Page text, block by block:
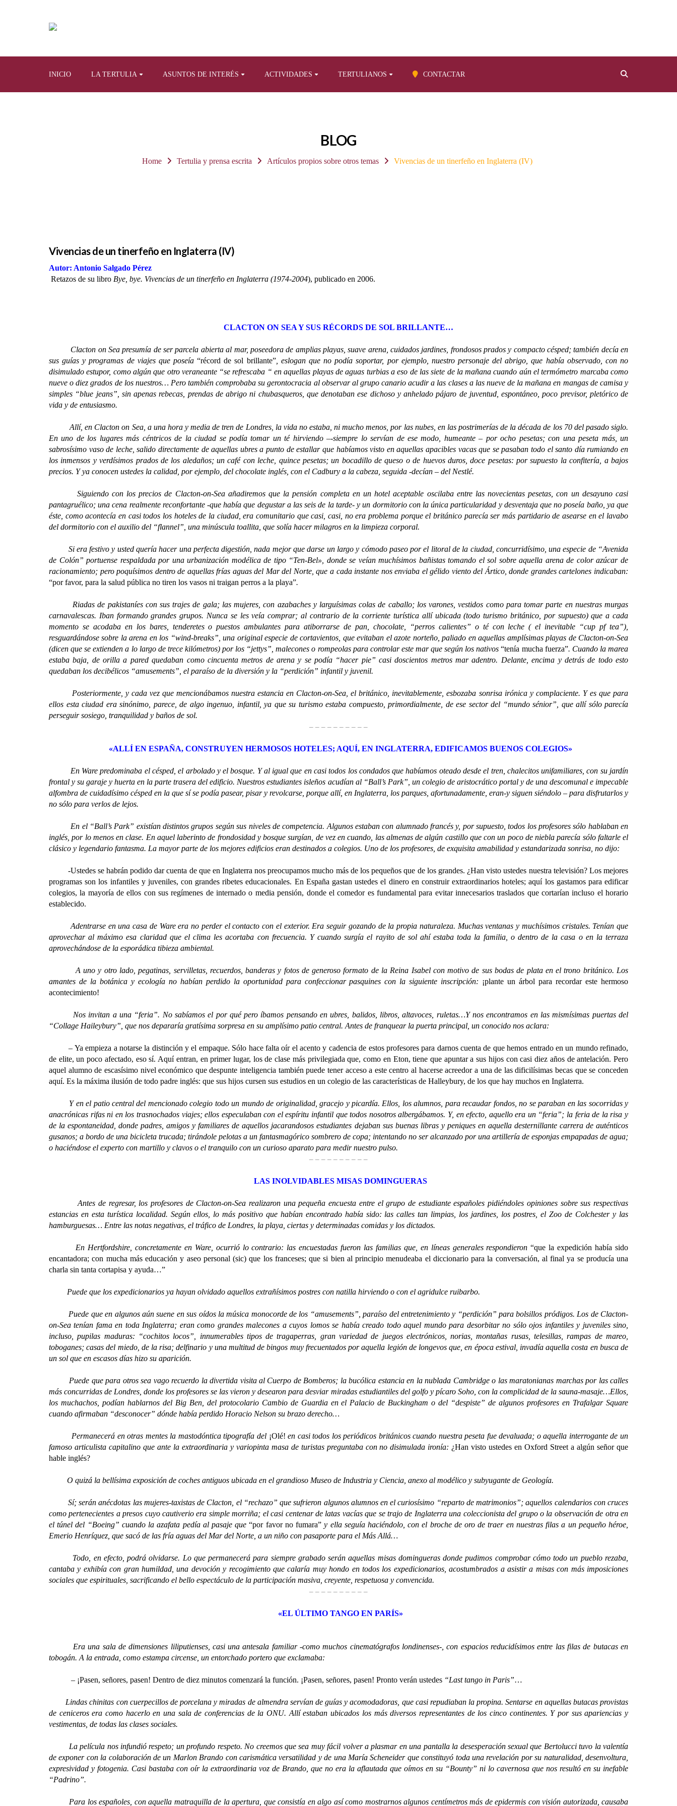
INICIO LA TERTULIA ASUNTOS DE INTERÉS ACTIVIDADES TERTULIANOS CONTACTAR
BLOG
Home Tertulia y prensa escrita Artículos propios sobre otros temas Vivencias de un tinerfeño en Inglaterra (IV)
Vivencias de un tinerfeño en Inglaterra (IV)
Autor: Antonio Salgado Pérez
Retazos de su libro Bye, bye. Vivencias de un tinerfeño en Inglaterra (1974-2004), publicado en 2006.
CLACTON ON SEA Y SUS RÉCORDS DE SOL BRILLANTE…
Clacton on Sea presumía de ser parcela abierta al mar, poseedora de amplias playas, suave arena, cuidados jardines, frondosos prados y compacto césped; también decía en
sus guías y programas de viajes que poseía“récord de sol brillante”, eslogan que no podía soportar, por ejemplo, nuestro personaje del abrigo, que había observado, con no
disimulado estupor, como algún que otro veraneante “se refrescaba “ en aquellas playas de aguas turbias a eso de las siete de la mañana cuando aún el termómetro marcaba como
nueve o diez grados de los nuestros… Pero también comprobaba su gerontocracia al observar al grupo canario acudir a las clases a las nueve de la mañana en mangas de camisa y
simples “blue jeans”, sin apenas rebecas, prendas de abrigo ni chubasqueros, que denotaban ese dichoso y anhelado pájaro de juventud, espontáneo, poco previsor, pletórico de
vida y de entusiasmo.
Allí, en Clacton on Sea, a una hora y media de tren de Londres, la vida no estaba, ni mucho menos, por las nubes, en las postrimerías de la década de los 70 del pasado siglo.
En uno de los lugares más céntricos de la ciudad se podía tomar un té hirviendo –-siempre lo servían de ese modo, humeante – por ocho pesetas; con una peseta más, un
sabrosísimo vaso de leche, salido directamente de aquellas ubres a punto de estallar que habíamos visto en aquellas apacibles vacas que se pasaban todo el santo día rumiando en
los inmensos y verdísimos prados de los aledaños; un café con leche, quince pesetas; un bocadillo de queso o de huevos duros, doce pesetas: por supuesto la confitería, a bajos
precios. Y ya conocen ustedes la calidad, por ejemplo, del chocolate inglés, con el Cadbury a la cabeza, seguida -decían – del Nestlé.
Siguiendo con los precios de Clacton-on-Sea añadiremos que la pensión completa en un hotel aceptable oscilaba entre las novecientas pesetas, con un desayuno casi
pantagruélico; una cena realmente reconfortante -que había que degustar a las seis de la tarde- y un dormitorio con la única particularidad y desventaja que no poseía baño, ya que
éste, como acontecía en casi todos los hoteles de la ciudad, era comunitario que casi, casi, no era problema porque el británico parecía ser más partidario de asearse en el lavabo
del dormitorio con el auxilio del “flannel”, una minúscula toallita, que solía hacer milagros en la limpieza corporal.
Si era festivo y usted quería hacer una perfecta digestión, nada mejor que darse un largo y cómodo paseo por el litoral de la ciudad, concurridísimo, una especie de “Avenida
de Colón” portuense respaldada por una urbanización modélica de tipo “Ten-Bel», donde se veían muchísimos bañistas tomando el sol sobre aquella arena de color azúcar de
racionamiento; pero poquísimos dentro de aquellas frías aguas del Mar del Norte, que a cada instante nos enviaba el gélido viento del Ártico, donde grandes cartelones indicaban:
“por favor, para la salud pública no tiren los vasos ni traigan perros a la playa”.
Riadas de pakistaníes con sus trajes de gala; las mujeres, con azabaches y larguísimas colas de caballo; los varones, vestidos como para tomar parte en nuestras murgas
carnavalescas. Iban formando grandes grupos. Nunca se les veía comprar; al contrario de la corriente turística allí ubicada (todo turismo británico, por supuesto) que a cada
momento se acodaba en los bares, tenderetes o puestos ambulantes para atiborrarse de pan, chocolate, “perros calientes” o té con leche ( el inevitable “cup pf tea”),
resguardándose sobre la arena en los “wind-breaks”, una original especie de cortavientos, que evitaban el azote norteño, paliado en aquellas amplísimas playas de Clacton-on-Sea
(dicen que se extienden a lo largo de trece kilómetros) por los “jettys”, malecones o rompeolas para controlar este mar que según los nativos“tenía mucha fuerza”. Cuando la marea
estaba baja, de orilla a pared quedaban como cincuenta metros de arena y se podía “hacer pie” casi doscientos metros mar adentro. Delante, encima y detrás de todo esto
quedaban los decibélicos “amusements”, el paraíso de la diversión y la “perdición” infantil y juvenil.
Posteriormente, y cada vez que mencionábamos nuestra estancia en Clacton-on-Sea, el británico, inevitablemente, esbozaba sonrisa irónica y complaciente. Y es que para
ellos esta ciudad era sinónimo, parece, de algo ingenuo, infantil, ya que su turismo estaba compuesto, primordialmente, de ese sector del “mundo sénior”, que allí sólo parecía
perseguir sosiego, tranquilidad y baños de sol.
– – – – – – – – – –
«ALLÍ EN ESPAÑA, CONSTRUYEN HERMOSOS HOTELES; AQUÍ, EN INGLATERRA, EDIFICAMOS BUENOS COLEGIOS»
En Ware predominaba el césped, el arbolado y el bosque. Y al igual que en casi todos los condados que habíamos oteado desde el tren, chalecitos unifamiliares, con su jardín
frontal y su garaje y huerta en la parte trasera del edificio. Nuestros estudiantes isleños acudían al “Ball’s Park”, un colegio de aristocrático portal y de una descomunal e impecable
alfombra de cuidadísimo césped en la que sí se podía pasear, pisar y revolcarse, porque allí, en Inglaterra, los parques, afortunadamente, eran-y siguen siéndolo – para disfrutarlos y
no sólo para verlos de lejos.
En el “Ball’s Park” existían distintos grupos según sus niveles de competencia. Algunos estaban con alumnado francés y, por supuesto, todos los profesores sólo hablaban en
inglés, por lo menos en clase. En aquel laberinto de frondosidad y bosque surgían, de vez en cuando, las almenas de algún castillo que con un poco de niebla parecía sólo faltarle el
clásico y legendario fantasma. La mayor parte de los mejores edificios eran destinados a colegios. Uno de los profesores, de exquisita amabilidad y estandarizada sonrisa, no dijo:
-Ustedes se habrán podido dar cuenta de que en Inglaterra nos preocupamos mucho más de los pequeños que de los grandes. ¿Han visto ustedes nuestra televisión? Los mejores
programas son los infantiles y juveniles, con grandes ribetes educacionales. En España gastan ustedes el dinero en construir extraordinarios hoteles; aquí los gastamos para edificar
colegios, la mayoría de ellos con sus regímenes de internado o media pensión, donde el comedor es fundamental para evitar innecesarios traslados que cortarían incluso el horario
establecido.
Adentrarse en una casa de Ware era no perder el contacto con el exterior. Era seguir gozando de la propia naturaleza. Muchas ventanas y muchísimos cristales. Tenían que
aprovechar al máximo esa claridad que el clima les acortaba con frecuencia. Y cuando surgía el rayito de sol ahí estaba toda la familia, o dentro de la casa o en la terraza
aprovechándose de la esporádica tibieza ambiental.
A uno y otro lado, pegatinas, servilletas, recuerdos, banderas y fotos de generoso formato de la Reina Isabel con motivo de sus bodas de plata en el trono británico. Los
amantes de la botánica y ecología no habían perdido la oportunidad para confeccionar pasquines con la siguiente inscripción: ¡plante un árbol para recordar este hermoso
acontecimiento!
Nos invitan a una “feria”. No sabíamos el por qué pero íbamos pensando en ubres, balidos, libros, altavoces, ruletas…Y nos encontramos en las mismísimas puertas del
“Collage Haileybury”, que nos depararía gratísima sorpresa en su amplísimo patio central. Antes de franquear la puerta principal, un conocido nos aclara:
– Ya empieza a notarse la distinción y el empaque. Sólo hace falta oír el acento y cadencia de estos profesores para darnos cuenta de que hemos entrado en un mundo refinado,
de elite, un poco afectado, eso sí. Aquí entran, en primer lugar, los de clase más privilegiada que, como en Eton, tiene que apuntar a sus hijos con casi diez años de antelación. Pero
aquel alumno de escasísimo nivel económico que despunte inteligencia también puede tener acceso a este centro al hacerse acreedor a una de las dificilísimas becas que se conceden
aquí. Es la máxima ilusión de todo padre inglés: que sus hijos cursen sus estudios en un colegio de las características de Halleybury, de los que hay muchos en Inglaterra.
Y en el patio central del mencionado colegio todo un mundo de originalidad, gracejo y picardía. Ellos, los alumnos, para recaudar fondos, no se paraban en las socorridas y
anacrónicas rifas ni en los trasnochados viajes; ellos especulaban con el espíritu infantil que todos nosotros albergábamos. Y, en efecto, aquello era un “feria”; la feria de la risa y
de la espontaneidad, donde padres, amigos y familiares de aquellos jacarandosos estudiantes dejaban sus buenas libras y peniques en aquella desternillante carrera de auténticos
gusanos; a bordo de una bicicleta trucada; tirándole pelotas a un fantasmagórico sombrero de copa; intentando no ser alcanzado por una artillería de esponjas empapadas de agua;
o haciéndose el experto con martillo y clavos o el tranquilo con un curioso aparato para medir nuestro pulso.
– – – – – – – – – –
LAS INOLVIDABLES MISAS DOMINGUERAS
Antes de regresar, los profesores de Clacton-on-Sea realizaron una pequeña encuesta entre el grupo de estudiante españoles pidiéndoles opiniones sobre sus respectivas
estancias en esta turística localidad. Según ellos, lo más positivo que habían encontrado había sido: las calles tan limpias, los jardines, los postres, el Zoo de Colchester y las
hamburguesas… Entre las notas negativas, el tráfico de Londres, la playa, ciertas y determinadas comidas y los dictados.
En Hertfordshire, concretamente en Ware, ocurrió lo contrario: las encuestadas fueron las familias que, en líneas generales respondieron“que la expedición había sido
encantadora; con mucha más educación y aseo personal (sic) que los franceses; que si bien al principio menudeaba el diccionario para la conversación, al final ya se producía una
charla sin tanta cortapisa y ayuda…”
Puede que los expedicionarios ya hayan olvidado aquellos extrañísimos postres con natilla hirviendo o con el agridulce ruibarbo.
Puede que en algunos aún suene en sus oídos la música monocorde de los “amusements”, paraíso del entretenimiento y “perdición” para bolsillos pródigos. Los de Clacton-
on-Sea tenían fama en toda Inglaterra; eran como grandes malecones a cuyos lomos se había creado todo aquel mundo para desorbitar no sólo ojos infantiles y juveniles sino,
incluso, pupilas maduras: “cochitos locos”, innumerables tipos de tragaperras, gran variedad de juegos electrónicos, norias, montañas rusas, telesillas, rampas de mareo,
toboganes; casas del miedo, de la risa; delfinario y una multitud de bingos muy frecuentados por aquella legión de longevos que, en época estival, invadía aquella costa en busca de
un sol que en escasos días hizo su aparición.
Puede que para otros sea vago recuerdo la divertida visita al Cuerpo de Bomberos; la bucólica estancia en la nublada Cambridge o las maratonianas marchas por las calles
más concurridas de Londres, donde los profesores se las vieron y desearon para desviar miradas estudiantiles del golfo y pícaro Soho, con la complicidad de la sauna-masaje…Ellos,
los muchachos, podían hablarnos del Big Ben, del protocolario Cambio de Guardia en el Palacio de Buckingham o del “despiste” de algunos profesores en Trafalgar Square
cuando afirmaban “desconocer” dónde había perdido Horacio Nelson su brazo derecho…
Permanecerá en otras mentes la mastodóntica tipografía del ¡Olé! en casi todos los periódicos británicos cuando nuestra peseta fue devaluada; o aquella interrogante de un
famoso articulista capitalino que ante la extraordinaria y variopinta masa de turistas preguntaba con no disimulada ironía: ¿Han visto ustedes en Oxford Street a algún señor que
hable inglés?
O quizá la bellísima exposición de coches antiguos ubicada en el grandioso Museo de Industria y Ciencia, anexo al modélico y subyugante de Geología.
Sí; serán anécdotas las mujeres-taxistas de Clacton, el “rechazo” que sufrieron algunos alumnos en el curiosísimo “reparto de matrimonios”; aquellos calendarios con cruces
como pertenecientes a presos cuyo cautiverio era simple morriña; el casi centenar de latas vacías que se trajo de Inglaterra una coleccionista del grupo o la observación de otra en
el túnel del “Boeing” cuando la azafata pedía al pasaje que“por favor no fumara” y ella seguía haciéndolo, con el broche de oro de traer en nuestras filas a un pequeño héroe,
Emerio Henríquez, que sacó de las fría aguas del Mar del Norte, a un niño con pasaporte para el Más Allá…
Todo, en efecto, podrá olvidarse. Lo que permanecerá para siempre grabado serán aquellas misas domingueras donde pudimos comprobar cómo todo un pueblo rezaba,
cantaba y exhibía con gran humildad, una devoción y recogimiento que calaría muy hondo en todos los expedicionarios, acostumbrados a asistir a misas con más imposiciones
sociales que espirituales, sacrificando el bello espectáculo de la participación masiva, creyente, respetuosa y convencida.
– – – – – – – – – –
«EL ÚLTIMO TANGO EN PARÍS»
Era una sala de dimensiones liliputienses, casi una antesala familiar -como muchos cinematógrafos londinenses-, con espacios reducidísimos entre las filas de butacas en
tobogán. A la entrada, como estampa circense, un entorchado portero que exclamaba:
– ¡Pasen, señores, pasen! Dentro de diez minutos comenzará la función. ¡Pasen, señores, pasen! Pronto verán ustedes “Last tango in Paris”…
Lindas chinitas con cuerpecillos de porcelana y miradas de almendra servían de guías y acomodadoras, que casi repudiaban la propina. Sentarse en aquellas butacas provistas
de ceniceros era como hacerlo en una sala de conferencias de la ONU. Allí estaban ubicados los más diversos representantes de los cinco continentes. Y por sus apariencias y
vestimentas, de todas las clases sociales.
La película nos infundió respeto; un profundo respeto. No creemos que sea muy fácil volver a plasmar en una pantalla la desesperación sexual que Bertolucci tuvo la valentía
de exponer con la colaboración de un Marlon Brando con carismática versatilidad y de una María Scheneider que constituyó toda una revelación por su naturalidad, desenvoltura,
expresividad y fotogenia. Casi bastaba con oír la extraordinaria voz de Brando, que no era la aflautada que oímos en su “Bounty” ni lo cavernosa que nos resultó en su inefable
“Padrino”.
Para los españoles, con aquella matraquilla de la apertura, que consistía en algo así como mostrarnos algunos centímetros más de epidermis con visión autorizada, causaba